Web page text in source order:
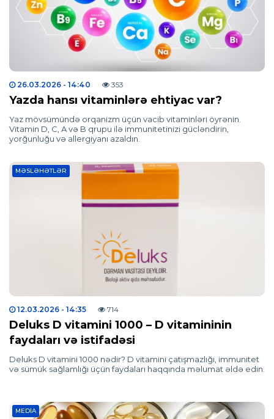
26.03.2026 - 14:40 353
Yazda hansı vitaminlərə ehtiyac var?
Yaz mövsümündə orqanizm üçün vacib vitaminləri öyrənin.
Vitamin D, C, A və B qrupu ilə immunitetinizi gücləndirin,
yorğunluğu və allergiyanı azaldın.
MƏSLƏHƏTLƏR
12.03.2026 - 14:35 714
Deluks D vitamini 1000 – D vitamininin
faydaları və istifadəsi
Deluks D vitamini 1000 nədir? D vitamini çatışmazlığı, immunitet
və sümük sağlamlığı üçün faydaları haqqında məlumat əldə edin.
MEDIA